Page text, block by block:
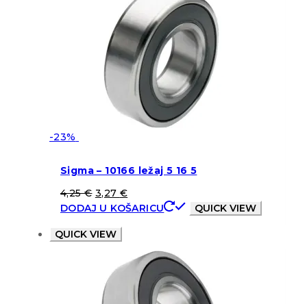
-23%
Sigma – 10166 ležaj 5 16 5
4,25€ 3,27 €
DODAJ U KOŠARICU
QUICK VIEW
QUICK VIEW